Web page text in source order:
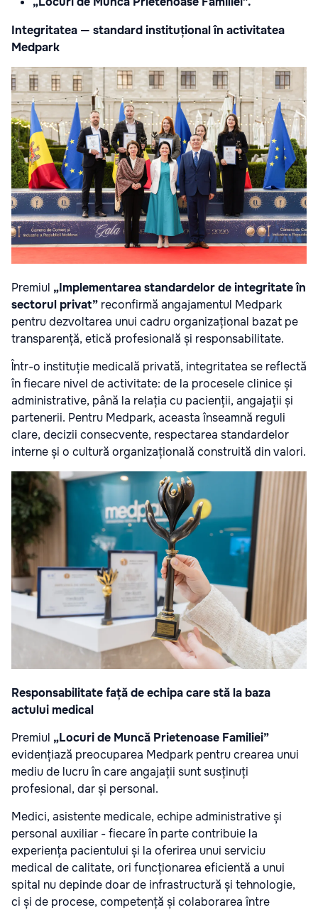
Integritatea — standard instituțional în activitatea
Medpark
Premiul „Implementarea standardelor de integritate în
sectorul privat” reconfirmă angajamentul Medpark
pentru dezvoltarea unui cadru organizațional bazat pe
transparență, etică profesională și responsabilitate.
Într-o instituție medicală privată, integritatea se reflectă
în fiecare nivel de activitate: de la procesele clinice și
administrative, până la relația cu pacienții, angajații și
partenerii. Pentru Medpark, aceasta înseamnă reguli
clare, decizii consecvente, respectarea standardelor
interne și o cultură organizațională construită din valori.
Responsabilitate față de echipa care stă la baza
actului medical
Premiul „Locuri de Muncă Prietenoase Familiei”
evidențiază preocuparea Medpark pentru crearea unui
mediu de lucru în care angajații sunt susținuți
profesional, dar și personal.
Medici, asistente medicale, echipe administrative și
personal auxiliar - fiecare în parte contribuie la
experiența pacientului și la oferirea unui serviciu
medical de calitate, ori funcționarea eficientă a unui
spital nu depinde doar de infrastructură și tehnologie,
ci și de procese, competență și colaborarea între